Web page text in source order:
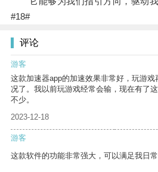
#18#
评论
游客
这款加速器app的加速效果非常好，玩游
况了。我以前玩游戏经常会输，现在有了
不少。
2023-12-18
游客
这款软件的功能非常强大，可以满足我日常